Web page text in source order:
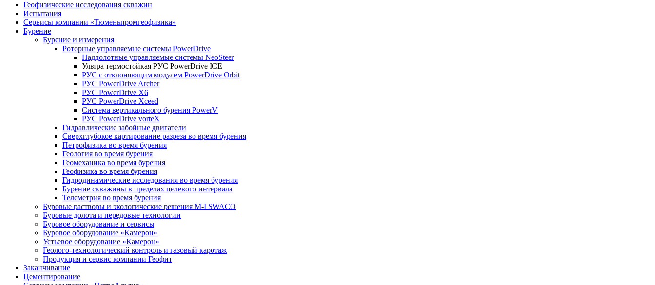
Геофизические исследования скважин
Испытания
Сервисы компании «Тюменьпромгеофизика»
Бурение
Бурение и измерения
Роторные управляемые системы PowerDrive
Наддолотные управляемые системы NeoSteer
Ультра термостойкая РУС PowerDrive ICE
РУС с отклоняющим модулем PowerDrive Orbit
РУС PowerDrive Archer
РУС PowerDrive X6
РУС PowerDrive Xceed
Система вертикального бурения PowerV
РУС PowerDrive vorteX
Гидравлические забойные двигатели
Сверхглубокое картирование разреза во время бурения
Петрофизика во время бурения
Геология во время бурения
Геомеханика во время бурения
Геофизика во время бурения
Гидродинамические исследования во время бурения
Бурение скважины в пределах целевого интервала
Телеметрия во время бурения
Буровые растворы и экологические решения M-I SWACO
Буровые долота и передовые технологии
Буровое оборудование и сервисы
Буровое оборудование «Камерон»
Устьевое оборудование «Камерон»
Геолого-технологический контроль и газовый каротаж
Продукция и сервис компании Геофит
Заканчивание
Цементирование